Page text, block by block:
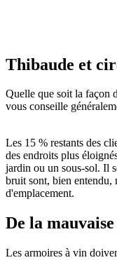
Thibaude et
Quelle que soit la façon
vous conseille
Les 15 % restants des
des endroits plus
jardin ou un sous-sol. Il
bruit sont, bien entendu,
d'emplacement.
De la
Les armoires à vin